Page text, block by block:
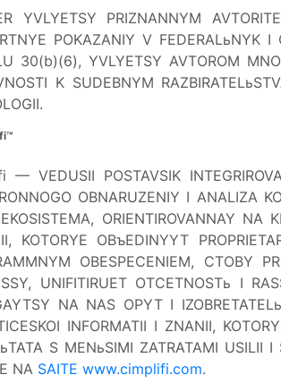
YVLYETSY PRIZNANNYM
POKAZANIY V FEDERALьNYK I
30(b)(6), YVLYETSY AVTOROM
K SUDEBNYM
— VEDUSII POSTAVSIK
OBNARUZENIY I ANALIZA
ORIENTIROVANNAY NA
KOTORYE OBъEDINYYT
OBESPECENIEM, CTOBY
UNIFITIRUET OTCETNOSTь I
NA NAS OPYT I
INFORMATII I ZNANII,
S MENьSIMI ZATRATAMI USILII
NA SAITE www.cimplifi.com.